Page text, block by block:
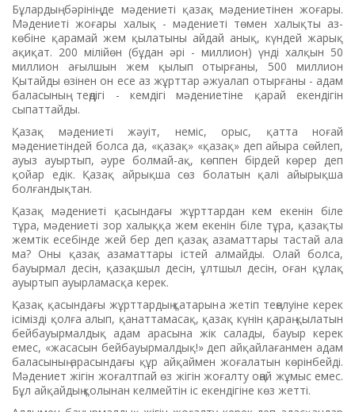
Бұлардың бәрінің де мәдениеті қазақ мәдениетінен жоғары.
Мәдениеті жоғары халық - мәдениеті төмен халықты аз-
көбіне қарамай жем қылатыны айдай анық, күндей жарық
ақиқат. 200 мілійөн (бұдан әрі - миллион) үнді халқын 50
миллион ағылшын жем қылып отырғаны, 500 миллион
Қытайды өзінен он есе аз жұрттар әжуалап отырғаны - адам
баласының теңдігі - кемдігі мәдениетіне қарай екендігін
сыпаттайды.
Қазақ мәдениеті жәуіт, неміс, орыс, қатта ноғай
мәдениетіндей болса да, «қазақ» «қазақ» деп айыра сөйлеп,
ауыз ауыртып, әуре болмай-ақ, көппен бірдей көрер деп
қойар едік. Қазақ айрықша сөз болатын қалі айырықша
болғандықтан.
Қазақ мәдениеті қасындағы жұрттардан кем екенін біле
тұра, мәдениеті зор халыққа жем екенін біле тұра, қазақты
жемтік есебінде жей бер деп қазақ азаматтары тастай ала
ма? Оны қазақ азаматтары істей алмайды. Олай болса,
бауырмал десін, қазақшыл десін, ұлтшыл десін, оған құлақ
ауыртып ауырламасқа керек.
Қазақ қасындағы жұрттардың қатарына жетіп теңелуіне керек
ісімізді қолға алып, қанаттамасақ, қазақ күнін қараң қылатын
бейбауырмалдық адам арасына жік салады, бауыр керек
емес, «жасасын бейбауырмалдық!» деп айқайлағанмен адам
баласының арасындағы құр айқаймен жоғалатын көрінбейді.
Мәдениет жігін жоғалтпай өз жігін жоғалту оңай жұмыс емес.
Бұл айқайдың қолынан келмейтін іс екендігіне көз жетті.